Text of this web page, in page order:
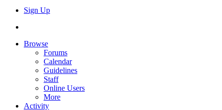
Sign Up
Browse
Forums
Calendar
Guidelines
Staff
Online Users
More
Activity